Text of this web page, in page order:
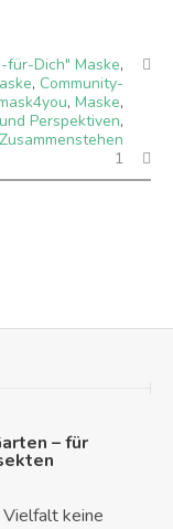
für-Dich" Maske,
, Community-
, Maske,
Perspektiven,
Zusammenstehen
1
– für
keine